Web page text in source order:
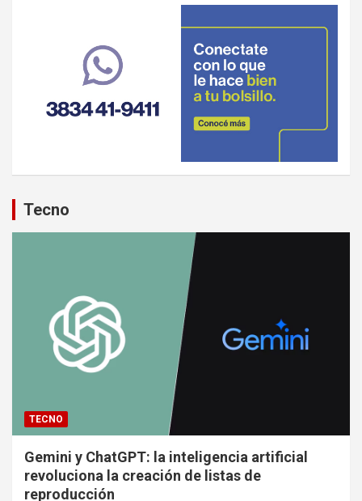
Tecno
TECNO
Gemini y ChatGPT: la inteligencia artificial
revoluciona la creación de listas de
reproducción